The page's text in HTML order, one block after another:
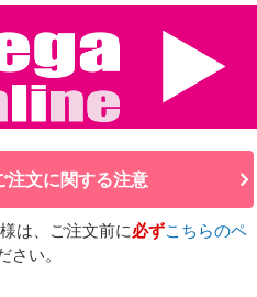
注文に関する注意
は、ご注文前に必ずこちらのペ
さい。